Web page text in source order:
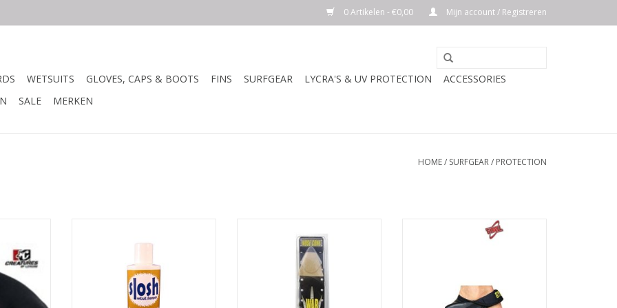
0 Artikelen - €0,00 Mijn account / Registreren
WETSUITS GLOVES, CAPS & BOOTS FINS SURFGEAR LYCRA'S & UV PROTECTION
ACCESSORIES
SALE MERKEN
HOME/ SURFGEAR/ PROTECTION
en
conditioneer bevat GEEN
schadelijke chemische
producten2.
De Warhead Surfboard Nose
Protector of Nose Cone is maar
een goedkoop stuk van je
surfuitrusting.
BESCHRIJVING
Wordt bevestigd aan de vin met